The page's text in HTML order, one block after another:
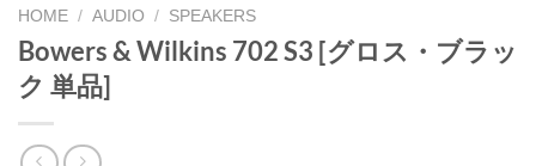
HOME / AUDIO / SPEAKERS
Bowers & Wilkins 702 S3 [グロス・ブラッ
ク 単品]